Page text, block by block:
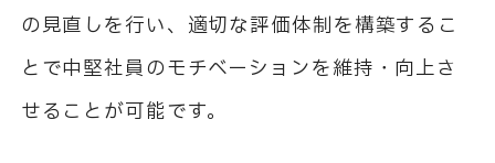
の見直しを行い、適切な評価体制を構築するこ
とで中堅社員のモチベーションを維持・向上さ
せることが可能です。